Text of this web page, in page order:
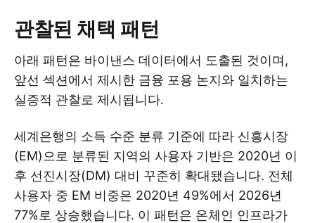
관찰된 채택 패턴
아래 패턴은 바이낸스 데이터에서 도출된 것이며,
앞선 섹션에서 제시한 금융 포용 논지와 일치하는
실증적 관찰로 제시됩니다.
세계은행의 소득 수준 분류 기준에 따라 신흥시장
(EM)으로 분류된 지역의 사용자 기반은 2020년 이
후 선진시장(DM) 대비 꾸준히 확대됐습니다. 전체
사용자 중 EM 비중은 2020년 49%에서 2026년
77%로 상승했습니다. 이 패턴은 온체인 인프라가